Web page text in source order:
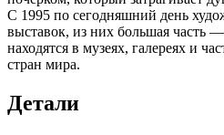
С 1995 по сегодняшний день
выставок, из них большая часть
находятся в музеях, галереях и
стран мира.
Детали